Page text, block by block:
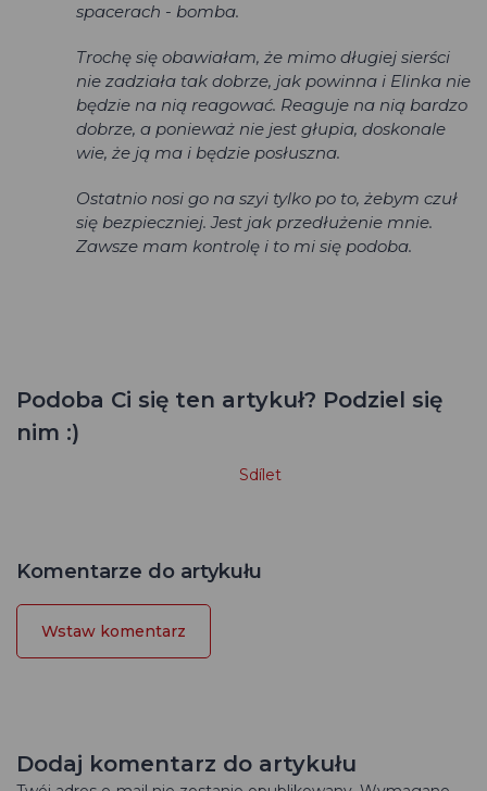
spacerach - bomba.
Trochę się obawiałam, że mimo długiej sierści
nie zadziała tak dobrze, jak powinna i Elinka nie
będzie na nią reagować. Reaguje na nią bardzo
dobrze, a ponieważ nie jest głupia, doskonale
wie, że ją ma i będzie posłuszna.
Ostatnio nosi go na szyi tylko po to, żebym czuł
się bezpieczniej. Jest jak przedłużenie mnie.
Zawsze mam kontrolę i to mi się podoba.
Podoba Ci się ten artykuł? Podziel się
nim :)
Sdílet
Komentarze do artykułu
Wstaw komentarz
Dodaj komentarz do artykułu